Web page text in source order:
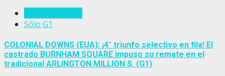
Sólo G1
COLONIAL DOWNS (EUA): ¡4° triunfo selectivo en fila! El
castrado BURNHAM SQUARE impuso su remate en el
tradicional ARLINGTON MILLION S. (G1)